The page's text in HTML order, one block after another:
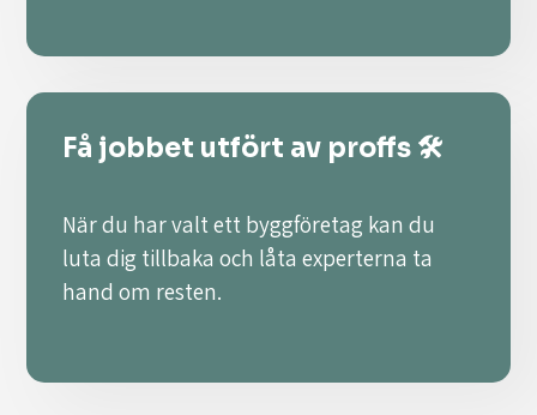
Få jobbet utfört av proffs 🛠️
När du har valt ett byggföretag kan du
luta dig tillbaka och låta experterna ta
hand om resten.